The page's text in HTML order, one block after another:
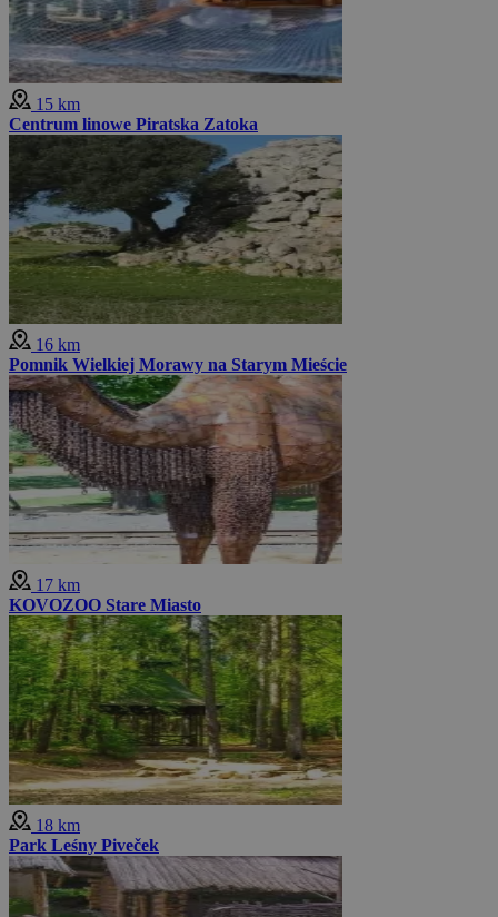
15 km
Centrum linowe Piratska Zatoka
16 km
Pomnik Wielkiej Morawy na Starym Mieście
17 km
KOVOZOO Stare Miasto
18 km
Park Leśny Piveček